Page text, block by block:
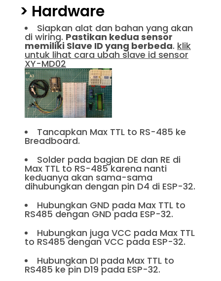
> Hardware
Siapkan alat dan bahan yang akan
di wiring. Pastikan kedua sensor
memiliki Slave ID yang berbeda. klik
untuk lihat cara ubah slave id sensor
XY-MD02
Tancapkan Max TTL to RS-485 ke
Breadboard.
Solder pada bagian DE dan RE di
Max TTL to RS-485 karena nanti
keduanya akan sama-sama
dihubungkan dengan pin D4 di ESP-32.
Hubungkan GND pada Max TTL to
RS485 dengan GND pada ESP-32.
Hubungkan juga VCC pada Max TTL
to RS485 dengan VCC pada ESP-32.
Hubungkan DI pada Max TTL to
RS485 ke pin D19 pada ESP-32.